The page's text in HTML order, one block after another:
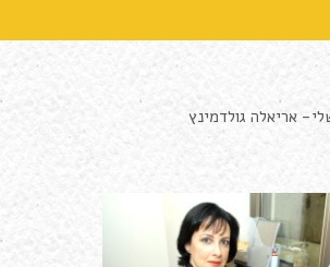
אריאלה גולדמינץ